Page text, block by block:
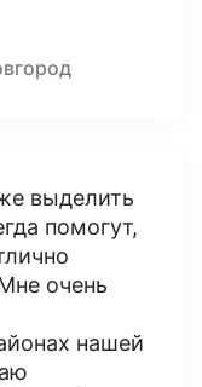
выделить
помогут,
очень
нашей